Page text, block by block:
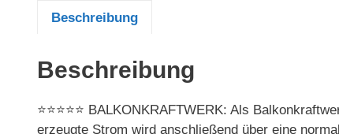
Beschreibung
Beschreibung
⭐⭐⭐⭐⭐ BALKONKRAFTWERK: Als
erzeugte Strom wird anschließend über eine